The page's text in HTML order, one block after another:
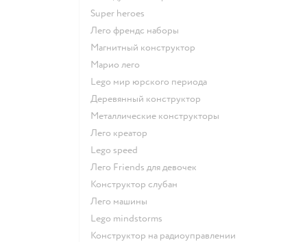
Super heroes
Лего френдс наборы
Магнитный конструктор
Марио лего
Lego мир юрского периода
Деревянный конструктор
Металлические конструкторы
Лего креатор
Lego speed
Лего Friends для девочек
Конструктор слубан
Лего машины
Lego mindstorms
Конструктор на радиоуправлении